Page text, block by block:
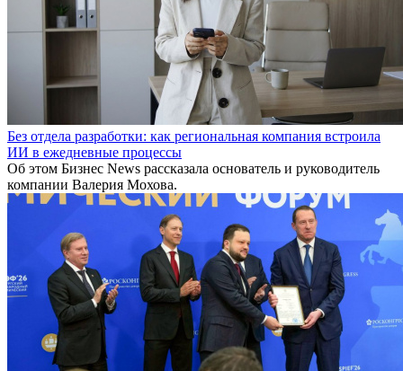
Без отдела разработки: как региональная компания встроила
ИИ в ежедневные процессы
Об этом Бизнес News рассказала основатель и руководитель
компании Валерия Мохова.